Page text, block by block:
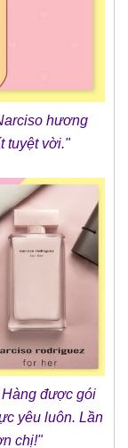
hương
tuyệt vời."
được gói
yêu luôn. Lần
chị!"